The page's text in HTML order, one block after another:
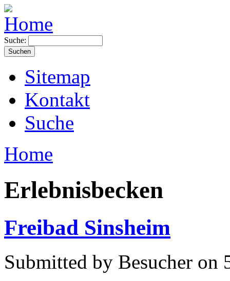
Suche:
Sitemap
Kontakt
Suche
Home
Erlebnisbecken
Freibad Sinsheim
Submitted by Besucher on